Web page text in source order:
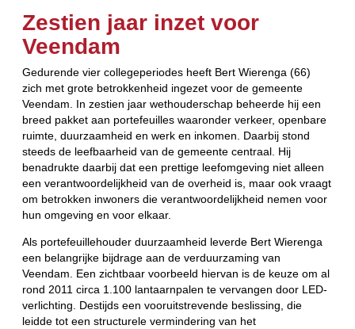
Zestien jaar inzet voor
Veendam
Gedurende vier collegeperiodes heeft Bert Wierenga (66)
zich met grote betrokkenheid ingezet voor de gemeente
Veendam. In zestien jaar wethouderschap beheerde hij een
breed pakket aan portefeuilles waaronder verkeer, openbare
ruimte, duurzaamheid en werk en inkomen. Daarbij stond
steeds de leefbaarheid van de gemeente centraal. Hij
benadrukte daarbij dat een prettige leefomgeving niet alleen
een verantwoordelijkheid van de overheid is, maar ook vraagt
om betrokken inwoners die verantwoordelijkheid nemen voor
hun omgeving en voor elkaar.
Als portefeuillehouder duurzaamheid leverde Bert Wierenga
een belangrijke bijdrage aan de verduurzaming van
Veendam. Een zichtbaar voorbeeld hiervan is de keuze om al
rond 2011 circa 1.100 lantaarnpalen te vervangen door LED-
verlichting. Destijds een vooruitstrevende beslissing, die
leidde tot een structurele vermindering van het